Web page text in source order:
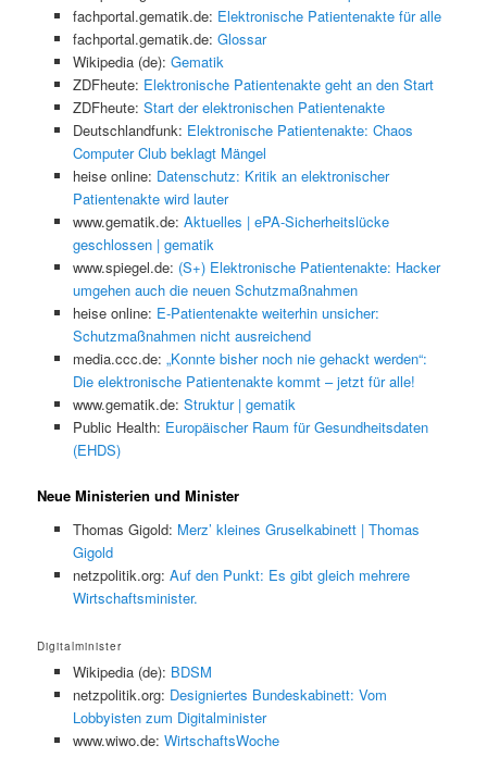
fachportal.gematik.de: Elektronische Patientenakte für alle
fachportal.gematik.de: Glossar
Wikipedia (de): Gematik
ZDFheute: Elektronische Patientenakte geht an den Start
ZDFheute: Start der elektronischen Patientenakte
Deutschlandfunk: Elektronische Patientenakte: Chaos
Computer Club beklagt Mängel
heise online: Datenschutz: Kritik an elektronischer
Patientenakte wird lauter
www.gematik.de: Aktuelles | ePA-Sicherheitslücke
geschlossen | gematik
www.spiegel.de: (S+) Elektronische Patientenakte: Hacker
umgehen auch die neuen Schutzmaßnahmen
heise online: E-Patientenakte weiterhin unsicher:
Schutzmaßnahmen nicht ausreichend
media.ccc.de: „Konnte bisher noch nie gehackt werden“:
Die elektronische Patientenakte kommt – jetzt für alle!
www.gematik.de: Struktur | gematik
Public Health: Europäischer Raum für Gesundheitsdaten
(EHDS)
Neue Ministerien und Minister
Thomas Gigold: Merz’ kleines Gruselkabinett | Thomas
Gigold
netzpolitik.org: Auf den Punkt: Es gibt gleich mehrere
Wirtschaftsminister.
Digitalminister
Wikipedia (de): BDSM
netzpolitik.org: Designiertes Bundeskabinett: Vom
Lobbyisten zum Digitalminister
www.wiwo.de: WirtschaftsWoche